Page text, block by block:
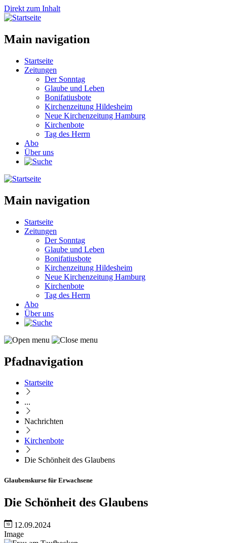
Direkt zum Inhalt
Main navigation
Startseite
Zeitungen
Der Sonntag
Glaube und Leben
Bonifatiusbote
Kirchenzeitung Hildesheim
Neue Kirchenzeitung Hamburg
Kirchenbote
Tag des Herrn
Abo
Über uns
Main navigation
Startseite
Zeitungen
Der Sonntag
Glaube und Leben
Bonifatiusbote
Kirchenzeitung Hildesheim
Neue Kirchenzeitung Hamburg
Kirchenbote
Tag des Herrn
Abo
Über uns
Pfadnavigation
Startseite
...
Nachrichten
Kirchenbote
Die Schönheit des Glaubens
Glaubenskurse für Erwachsene
Die Schönheit des Glaubens
12.09.2024
Image